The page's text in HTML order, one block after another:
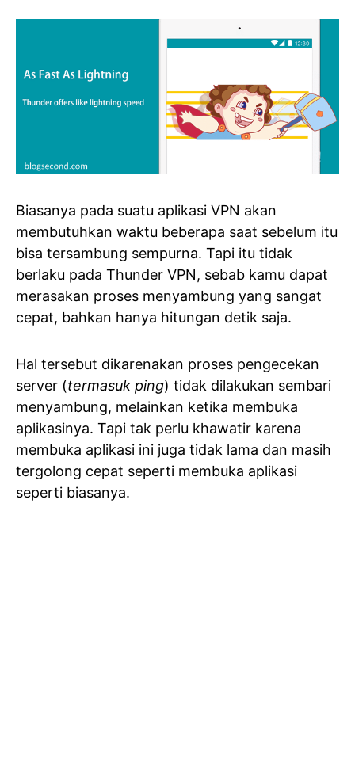
Biasanya pada suatu aplikasi VPN akan
membutuhkan waktu beberapa saat sebelum itu
bisa tersambung sempurna. Tapi itu tidak
berlaku pada Thunder VPN, sebab kamu dapat
merasakan proses menyambung yang sangat
cepat, bahkan hanya hitungan detik saja.
Hal tersebut dikarenakan proses pengecekan
server (termasuk ping) tidak dilakukan sembari
menyambung, melainkan ketika membuka
aplikasinya. Tapi tak perlu khawatir karena
membuka aplikasi ini juga tidak lama dan masih
tergolong cepat seperti membuka aplikasi
seperti biasanya.